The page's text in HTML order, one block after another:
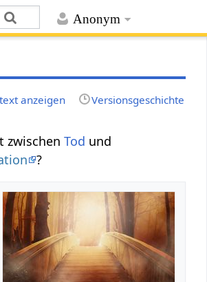
Anonym
anzeigen Versionsgeschichte
zwischenTod und
?